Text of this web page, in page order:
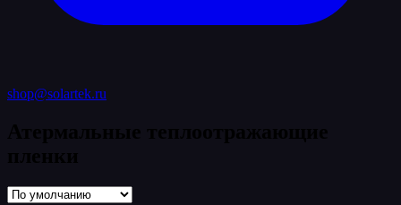
shop@solartek.ru